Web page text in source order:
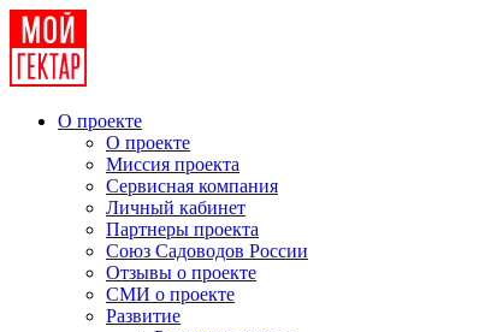
О проекте
О проекте
Миссия проекта
Сервисная компания
Личный кабинет
Партнеры проекта
Союз Садоводов России
Отзывы о проекте
СМИ о проекте
Развитие